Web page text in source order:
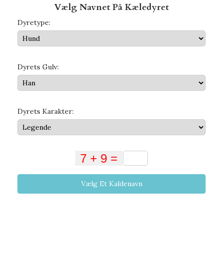
Vælg Navnet På Kæledyret
Dyretype:
Dyrets Gulv:
Dyrets Karakter:
Vælg Et Kaldenavn